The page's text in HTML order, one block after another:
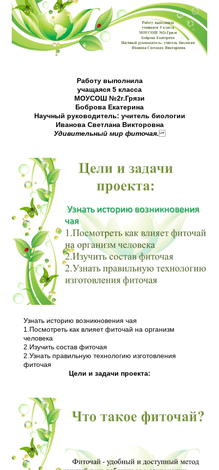
Работу выполнила
учащаяся 5 класса
МОУСОШ №2г.Грязи
Боброва Екатерина
Научный руководитель: учитель биологии
Иванова Светлана Викторовна
Удивительный мир фиточая.
Узнать историю возникновения чая
1.Посмотреть как влияет фиточай на организм
человека
2.Изучить состав фиточая
2.Узнать правильную технологию изготовления
фиточая
Цели и задачи проекта: